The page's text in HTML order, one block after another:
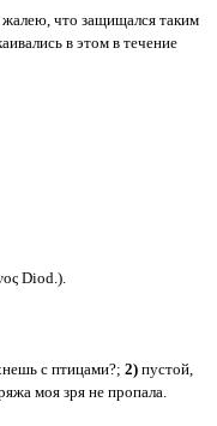
жалею, что защищался таким
в этом в течение
Diod.).
с птицами?; 2)пустой,
моя зря не пропала.